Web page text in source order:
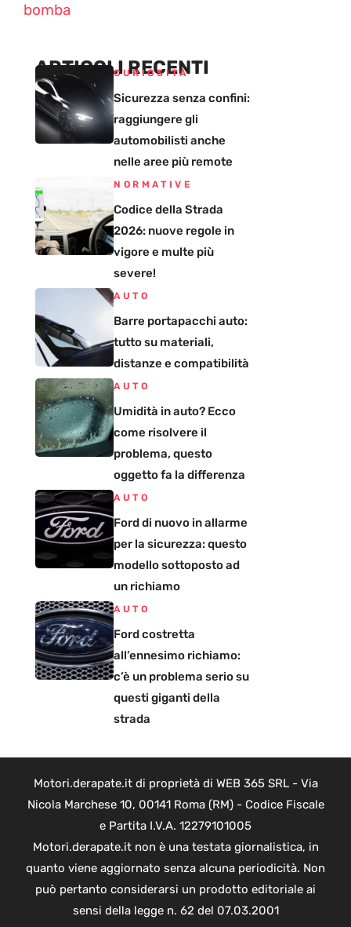
bomba
ARTICOLI RECENTI
CURIOSITÀ
Sicurezza senza confini:
raggiungere gli
automobilisti anche
nelle aree più remote
NORMATIVE
Codice della Strada
2026: nuove regole in
vigore e multe più
severe!
AUTO
Barre portapacchi auto:
tutto su materiali,
distanze e compatibilità
AUTO
Umidità in auto? Ecco
come risolvere il
problema, questo
oggetto fa la differenza
AUTO
Ford di nuovo in allarme
per la sicurezza: questo
modello sottoposto ad
un richiamo
AUTO
Ford costretta
all’ennesimo richiamo:
c’è un problema serio su
questi giganti della
strada
Motori.derapate.it di proprietà di WEB 365 SRL - Via
Nicola Marchese 10, 00141 Roma (RM) - Codice Fiscale
e Partita I.V.A. 12279101005
Motori.derapate.it non è una testata giornalistica, in
quanto viene aggiornato senza alcuna periodicità. Non
può pertanto considerarsi un prodotto editoriale ai
sensi della legge n. 62 del 07.03.2001